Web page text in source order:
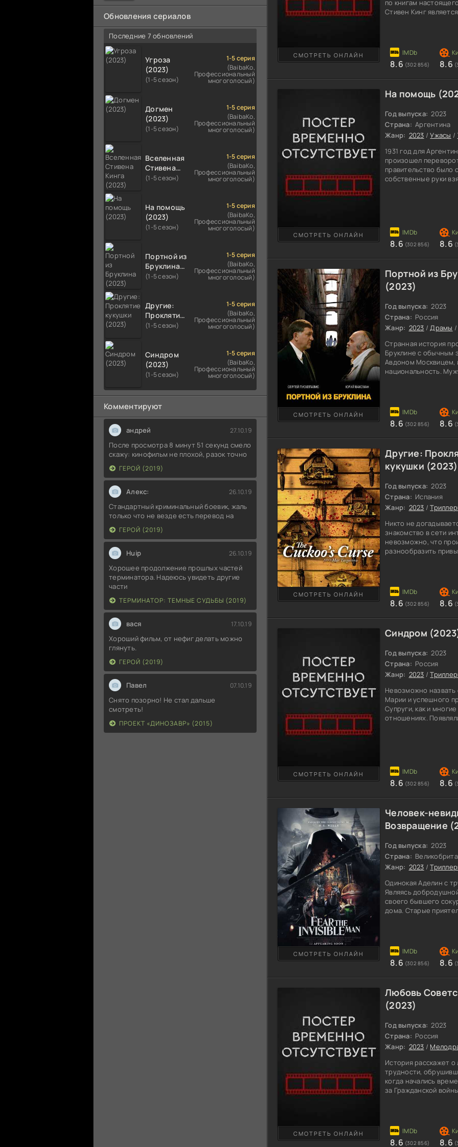
намного
Обновления сериалов
Последние 7 обновлений
Угроза
(2023)
(1-5 сезон)
1-5 серия
(BaibaKo,
Профессиональный
многоголосый)
Догмен
(2023)
(1-5 сезон)
1-5 серия
(BaibaKo,
Профессиональный
многоголосый)
Вселенная
Стивена
Кинга
(1-5 сезон)
1-5 серия
(BaibaKo,
Профессиональный
многоголосый)
На помощь
(2023)
(1-5 сезон)
1-5 серия
(BaibaKo,
Профессиональный
многоголосый)
Портной из
Бруклина
(2023)
(1-5 сезон)
1-5 серия
(BaibaKo,
Профессиональный
многоголосый)
Другие:
Проклятие
кукушки
(1-5 сезон)
1-5 серия
(BaibaKo,
Профессиональный
многоголосый)
Синдром
(2023)
(1-5 сезон)
1-5 серия
(BaibaKo,
Профессиональный
многоголосый)
Комментируют
андрей 27.10.19
После просмотра 8 минут 51 секунд смело
скажу: кинофильм не плохой, разок точно
ГЕРОЙ (2019)
Алекс: 26.10.19
Стандартный криминальный боевик, жаль
только что не везде есть перевод на
ГЕРОЙ (2019)
Huip 26.10.19
Хорошее продолжение прошлых частей
терминатора. Надеюсь увидеть другие
части
ТЕРМИНАТОР: ТЕМНЫЕ СУДЬБЫ (2019)
вася 17.10.19
Хороший фильм, от нефиг делать можно
глянуть.
ГЕРОЙ (2019)
Павел 07.10.19
Снято позорно! Не стал дальше
смотреть!
ПРОЕКТ «ДИНОЗАВР» (2015)
по книгам
Стивен Кинг
рукописей по
называется
экранизировать
СМОТРЕТЬ ОНЛАЙН
8.6 (302 856) 8.6
На помощь
Год выпуска: 2023
Страна: Аргентина
Жанр: 2023 /Ужасы /
1931 год для
произошел
правительство было
собственные руки
период в стране.
СМОТРЕТЬ ОНЛАЙН
8.6 (302 856) 8.6
Портной из
(2023)
Год выпуска: 2023
Страна: Россия
Жанр: 2023 /Драмы /
Странная история
Бруклине с обычным
Авдоном
национальность.
финансово помочь
живет в Нью-Йорке
мастерской
СМОТРЕТЬ ОНЛАЙН
8.6 (302 856) 8.6
Другие:
кукушки (2023)
Год выпуска: 2023
Страна: Испания
Жанр: 2023 /
Никто не
знакомство в сети
невозможно, что
разнообразить
месте. Анна
а ее жених Марк в
Поэтому, когда
СМОТРЕТЬ ОНЛАЙН
8.6 (302 856) 8.6
Синдром
Год выпуска: 2023
Страна: Россия
Жанр: 2023 /
Невозможно назвать
Марии и успешного
Супруги, как и
отношениях.
настораживает не
СМОТРЕТЬ ОНЛАЙН
8.6 (302 856) 8.6
Человек-
Возвращение
Год выпуска: 2023
Страна:
Жанр: 2023 /
Одинокая Аделин с
Являясь
своего бывшего
дома. Старые
интересный
контроля. Создав
становится
СМОТРЕТЬ ОНЛАЙН
8.6 (302 856) 8.6
Любовь
(2023)
Год выпуска: 2023
Страна: Россия
Жанр: 2023 /
История расскажет
трудности,
когда начались
за Гражданской
страницы для
В мир
СМОТРЕТЬ ОНЛАЙН
8.6 (302 856) 8.6